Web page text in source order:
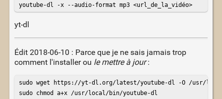
youtube-dl -x --audio-format mp3 <url_de_la_vidéo>
yt-dl
Édit 2018-06-10 : Parce que je ne sais jamais trop
comment l'installer ou le mettre à jour:
sudo wget https://yt-dl.org/latest/youtube-dl -O /usr/
sudo chmod a+x /usr/local/bin/youtube-dl